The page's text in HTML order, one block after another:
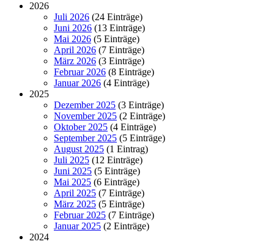
2026
Juli 2026 (24 Einträge)
Juni 2026 (13 Einträge)
Mai 2026 (5 Einträge)
April 2026 (7 Einträge)
März 2026 (3 Einträge)
Februar 2026 (8 Einträge)
Januar 2026 (4 Einträge)
2025
Dezember 2025 (3 Einträge)
November 2025 (2 Einträge)
Oktober 2025 (4 Einträge)
September 2025 (5 Einträge)
August 2025 (1 Eintrag)
Juli 2025 (12 Einträge)
Juni 2025 (5 Einträge)
Mai 2025 (6 Einträge)
April 2025 (7 Einträge)
März 2025 (5 Einträge)
Februar 2025 (7 Einträge)
Januar 2025 (2 Einträge)
2024